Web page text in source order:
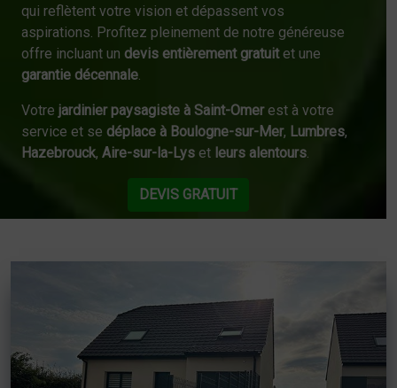
qui reflètent votre vision et dépassent vos
aspirations. Profitez pleinement de notre généreuse
offre incluant un devis entièrement gratuitet une
garantie décennale.
Votre jardinier paysagiste à Saint-Omerest à votre
service et se déplace à Boulogne-sur-Mer, Lumbres,
Hazebrouck, Aire-sur-la-Lys et leurs alentours.
DEVIS GRATUIT